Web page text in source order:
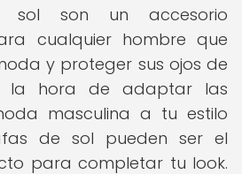
son un accesorio
cualquier hombre que
y proteger sus ojos de
la hora de adaptar las
masculina a tu estilo
de sol pueden ser el
para completar tu look.